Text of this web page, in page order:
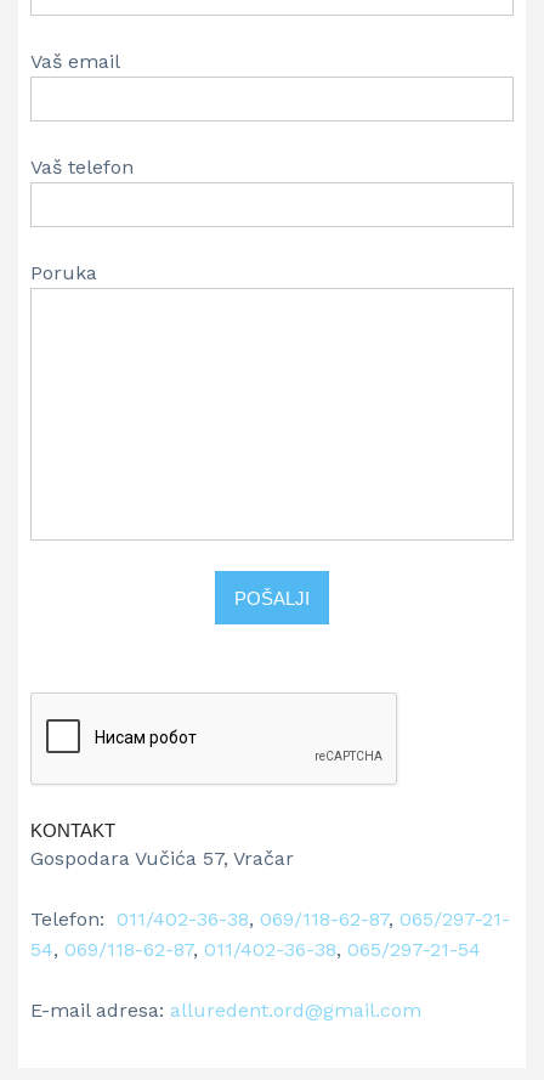
Vaš email
Vaš telefon
Poruka
KONTAKT
Gospodara Vučića 57, Vračar
Telefon: 011/402-36-38, 069/118-62-87, 065/297-21-
54, 069/118-62-87, 011/402-36-38, 065/297-21-54
E-mail adresa: alluredent.ord@gmail.com